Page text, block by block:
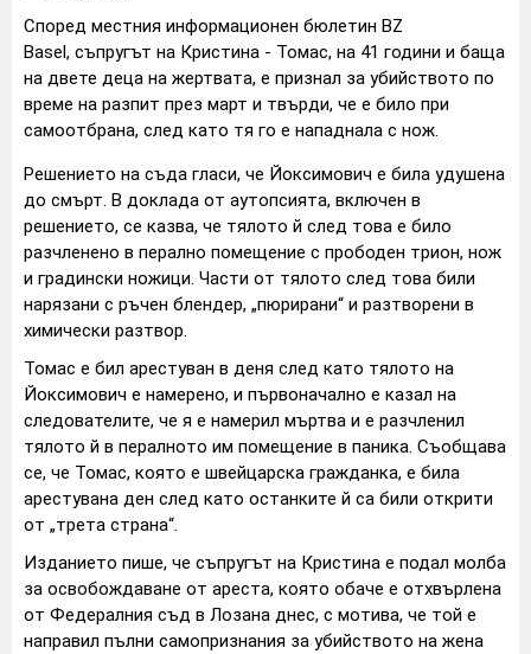
Според местния информационен бюлетин BZ
Basel, съпругът на Кристина - Томас, на 41 години и баща
на двете деца на жертвата, е признал за убийството по
време на разпит през март и твърди, че е било при
самоотбрана, след като тя го е нападнала с нож.
Решението на съда гласи, че Йоксимович е била удушена
до смърт. В доклада от аутопсията, включен в
решението, се казва, че тялото й след това е било
разчленено в перално помещение с прободен трион, нож
и градински ножици. Части от тялото след това били
нарязани с ръчен блендер, „пюрирани“ и разтворени в
химически разтвор.
Томас е бил арестуван в деня след като тялото на
Йоксимович е намерено, и първоначално е казал на
следователите, че я е намерил мъртва и е разчленил
тялото й в пералното им помещение в паника. Съобщава
се, че Томас, която е швейцарска гражданка, е била
арестувана ден след като останките й са били открити
от „трета страна“.
Изданието пише, че съпругът на Кристина е подал молба
за освобождаване от ареста, която обаче е отхвърлена
от Федералния съд в Лозана днес, с мотива, че той е
направил пълни самопризнания за убийството на жена